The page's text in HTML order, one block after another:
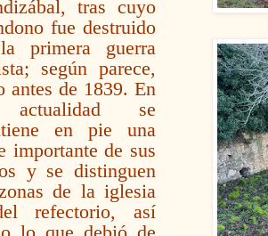
tras cuyo
fue destruido
primera guerra
según parece,
antes de 1839. En
se
en pie una
importante de sus
y se distinguen
de la iglesia
refectorio, así